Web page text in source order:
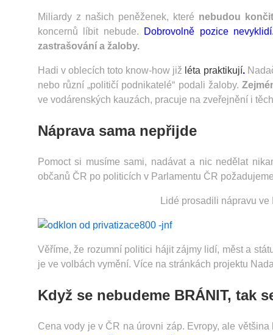
Miliardy z našich peněženek, které nebudou
koncernů líbit nebude.
Dobrovolně pozice
zastrašování a žaloby.
Hadi v oblecích toto know-how již léta praktikují.
nebo různí „političí podnikatelé“ podali žaloby.
ve vodárenských kauzách, pracuje na zveřejnění i
Náprava sama nepřijde
Pomoct si musíme sami, nadávat a nic nedělat
občanů ČR po politicích v Parlamentu ČR
Lidé prosadili nápravu
Věříme, že rozumní politici hájit zájmy lidí, měst a
je ve volbách vymění. Více na stránkách projektu
Když se nebudeme BRÁNIT, tak
Cena vody je v ČR na úrovni záp. Evropy, ale